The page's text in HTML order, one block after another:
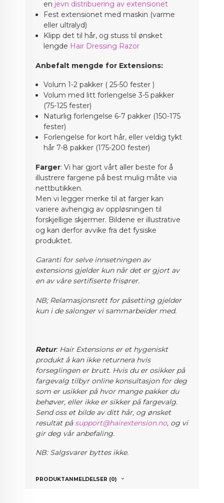
en jevn distribuering av extensionet
Fest extensionet med maskin (varme
eller ultralyd)
Klipp det til hår, og stuss til ønsket
lengde Hair Dressing Razor
Anbefalt mengde for Extensions:
Volum 1-2 pakker ( 25-50 fester )
Volum med litt forlengelse 3-5 pakker
(75-125 fester)
Naturlig forlengelse 6-7 pakker (150-175
fester)
Forlengelse for kort hår, eller veldig tykt
hår 7-8 pakker (175-200 fester)
Farger: Vi har gjort vårt aller beste for å
illustrere fargene på best mulig måte via
nettbutikken.
Men vi legger merke til at farger kan
variere avhengig av oppløsningen til
forskjellige skjermer. Bildene er illustrative
og kan derfor avvike fra det fysiske
produktet.
Garanti for selve innsetningen av
extensions gjelder kun når det er gjort av
en av våre sertifiserte frisører.
NB; Relamasjonsrett for påsetting gjelder
kun i de salonger vi sammarbeider med.
Retur: Hair Extensions er et hygeniskt
produkt å kan ikke returnera hvis
forseglingen er brutt. Hvis du er osikker på
fargevalg tilbyr online konsultasjon for deg
som er usikker på hvor mange pakker du
behøver, eller ikke er sikker på fargevalg.
Send oss et bilde av ditt hår, og ønsket
resultat på support@hairextension.no, og vi
gir deg vår anbefaling.
NB: Salgsvarer byttes ikke.
PRODUKTANMELDELSER (0)